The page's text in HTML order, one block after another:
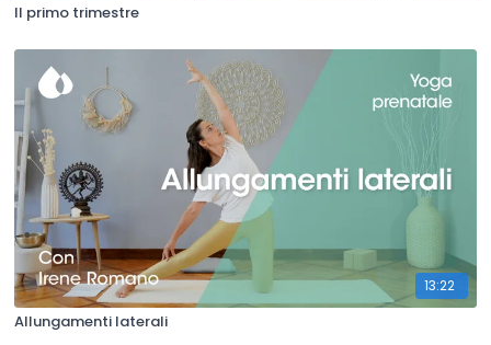
Il primo trimestre
13:22
Allungamenti laterali